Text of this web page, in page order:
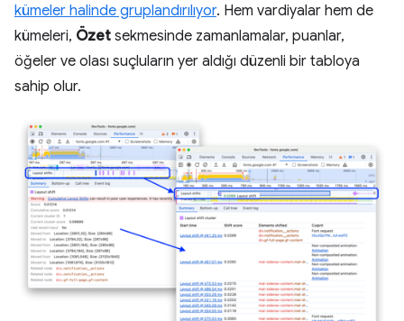
kümeler halinde gruplandırılıyor. Hem vardiyalar hem de
kümeleri, Özet sekmesinde zamanlamalar, puanlar,
öğeler ve olası suçluların yer aldığı düzenli bir tabloya
sahip olur.